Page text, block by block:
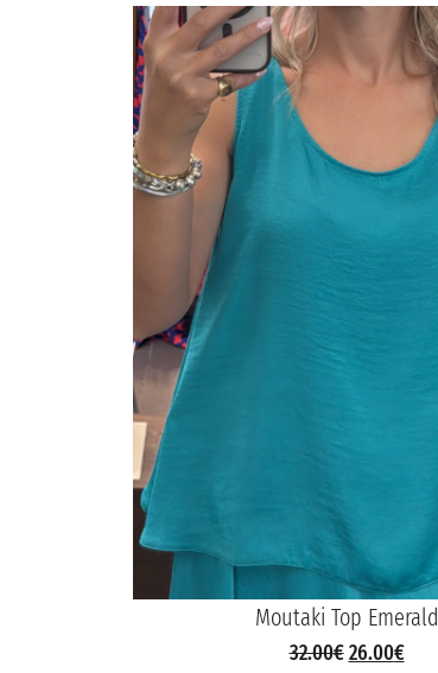
Moutaki Top Emerald
32.00€ 26.00€